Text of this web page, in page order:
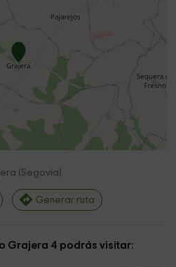
(Segovia)
Generar ruta
Grajera 4 podrás visitar: